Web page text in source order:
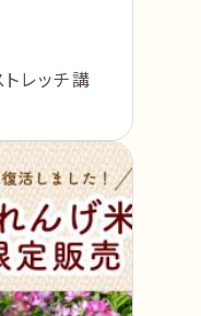
レッチ講